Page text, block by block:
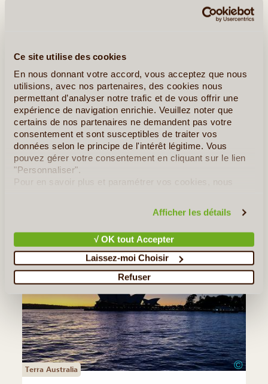
Ce site utilise des cookies
En nous donnant votre accord, vous acceptez que nous
utilisions, avec nos partenaires, des cookies nous
permettant d’analyser notre trafic et de vous offrir une
expérience de navigation enrichie. Veuillez noter que
certains de nos partenaires ne demandent pas votre
consentement et sont susceptibles de traiter vos
données selon le principe de l'intérêt légitime. Vous
pouvez gérer votre consentement en cliquant sur le lien
"Personnaliser".
Pour en savoir plus et paramétrer vos cookies, nous
Afficher les détails
√ OK tout Accepter
Laissez-moi Choisir
Refuser
Terra Australia ©
CARINE CARINE L.C.
DU 10/12/2023 AU 02/01/2024
Voyage fabuleux, correspondant à nos souhaits de visite. Notre
contact qui avait tout pensé en 2019 a été d'excellent conseil et
nous avons pu conserver tout le parcours des que nous avons pu
partir (en 2023 car le voyage prévu en déc (...)
Terra Australia ©